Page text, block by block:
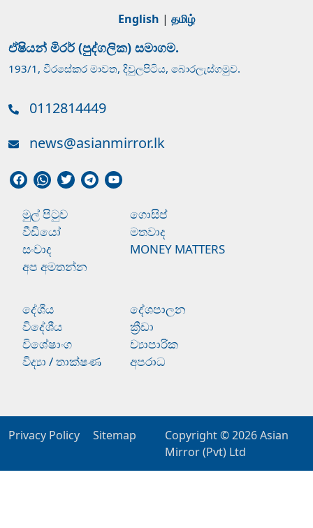
English | தமிழ்
ඒෂියන් මිරර් (පුද්ගලික) සමාගම.
193/1, වීරසේකර මාවත, දිවුලපිටිය, බොරලැස්ගමුව.
0112814449
news@asianmirror.lk
මුල් පිටුව
ගොසිප්
වීඩියෝ
මතවාද
සංවාද
MONEY MATTERS
අප අමතන්න
දේශීය
දේශපාලන
විදේශීය
ක්‍රීඩා
විශේෂාංග
ව්‍යාපාරික
විද්‍යා / තාක්ෂණ
අපරාධ
Privacy Policy Sitemap Copyright © 2026Asian
Mirror (Pvt) Ltd